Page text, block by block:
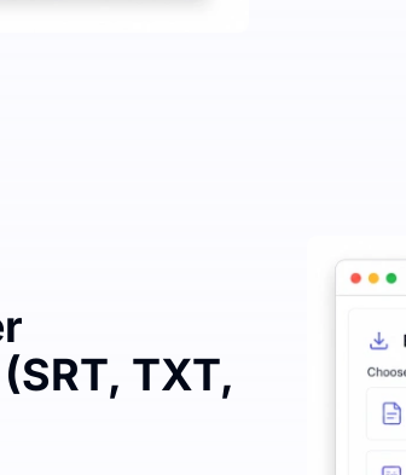
TXT,